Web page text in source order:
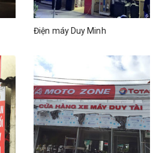
Điện máy Duy Minh